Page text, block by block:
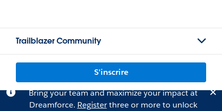
Trailblazer Community
S'inscrire
Bring your team and maximize your impact at
Dreamforce. Registerthree or more to unlock